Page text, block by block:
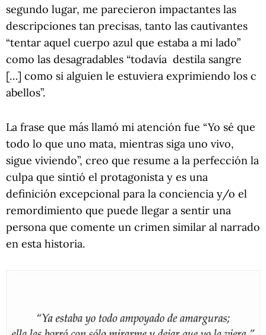
segundo lugar, me parecieron impactantes las
descripciones tan precisas, tanto las cautivantes
“tentar aquel cuerpo azul que estaba a mi lado”
como las desagradables “todavía destila sangre
[…] como si alguien le estuviera exprimiendo los c
abellos”.
La frase que más llamó mi atención fue “Yo sé que
todo lo que uno mata, mientras siga uno vivo,
sigue viviendo”, creo que resume a la perfección la
culpa que sintió el protagonista y es una
definición excepcional para la conciencia y/o el
remordimiento que puede llegar a sentir una
persona que comente un crimen similar al narrado
en esta historia.